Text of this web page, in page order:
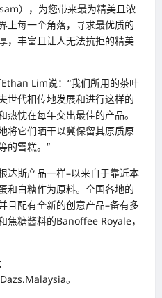
），为您带来最为精美且浓
上每一个角落，寻求最优质的
，丰富且让人无法抗拒的精美
Lim说：“我们所用的茶叶
世代相传地发展和进行这样的
忱在每年交出最佳的产品。
将它们晒干以冀保留其原质原
的雪糕。”
达斯产品一样–以来自于靠近本
和白糖作为原料。全国各地的
且配有全新的创意产品–备有多
焦糖酱料的Banoffee Royale，
。